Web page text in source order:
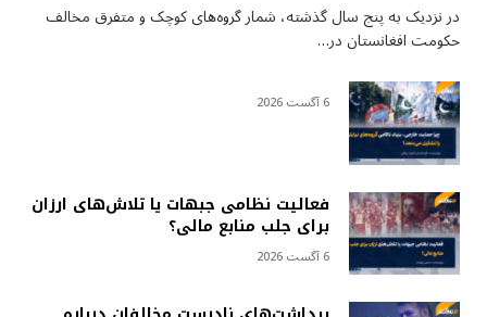
در نزدیک به پنج سال گذشته، شمار گروه‌های کوچک و متفرق مخالف
حکومت افغانستان در…
6 آگست 2026
فعالیت نظامی جبهات یا تلاش‌های ارزان
برای جلب منابع مالی؟
6 آگست 2026